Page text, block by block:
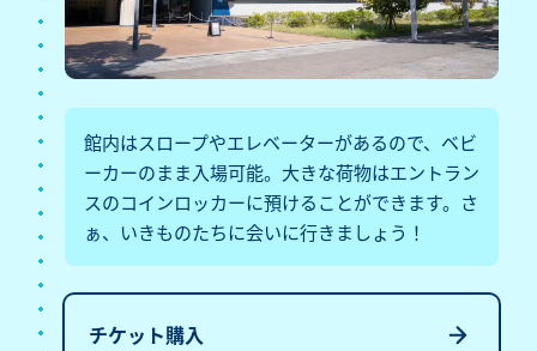
館内はスロープやエレベーターがあるので、ベビ
ーカーのまま入場可能。大きな荷物はエントラン
スのコインロッカーに預けることができます。さ
ぁ、いきものたちに会いに行きましょう！
チケット購入